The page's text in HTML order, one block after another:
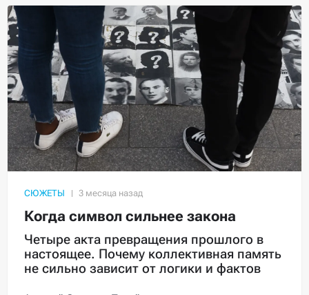
СЮЖЕТЫ
Когда символ сильнее закона
Четыре акта превращения прошлого в
настоящее. Почему коллективная память
не сильно зависит от логики и фактов